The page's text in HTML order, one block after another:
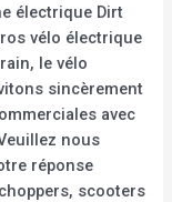
électrique Dirt
vélo électrique
le vélo
sincèrement
avec
nous
réponse
scooters